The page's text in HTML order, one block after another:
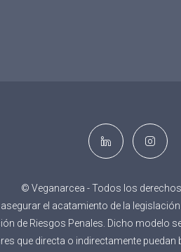
© Veganarcea - Todos los
el acatamiento de la
de Riesgos Penales. Dicho
que directa o indirectamente